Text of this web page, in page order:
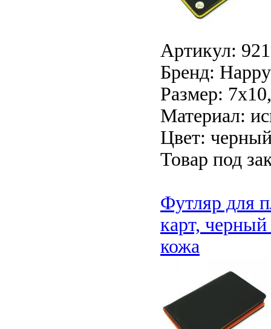
Артикул:
Бренд:
Размер:
Материал:
Цвет:
Товар под
Футляр для
карт,
кожа